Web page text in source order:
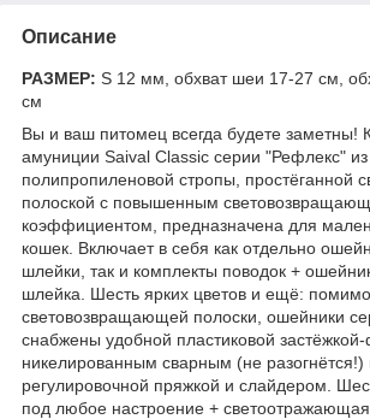
Описание
РАЗМЕР: S 12 мм, обхват шеи 17-27 см,
см
Вы и ваш питомец всегда будете заметны!
амуниции Saival Classic серии "Рефлекс" из
полипропиленовой стропы, простёганной
полоской с повышенным
коэффициентом, предназначена для
кошек. Включает в себя как отдельно
шлейки, так и комплекты поводок +
шлейка. Шесть ярких цветов и ещё: помимо
световозвращающей полоски, ошейники
снабжены удобной пластиковой застёжкой-
никелированным сварным (не разогнётся!)
регулировочной пряжкой и слайдером.
под любое настроение +